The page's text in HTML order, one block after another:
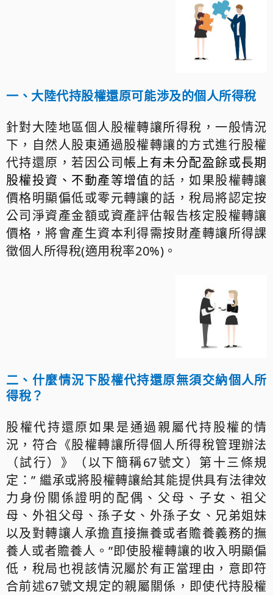
一、大陸代持股權還原可能渉及的個人所得稅
針對大陸地區個人股權轉讓所得稅，一般情況
下，自然人股東通過股權轉讓的方式進行股權
代持還原，若因公司帳上有未分配盈餘或長期
股權投資、不動產等增值的話，如果股權轉讓
價格明顯偏低或零元轉讓的話，稅局將認定按
公司淨資產金額或資產評估報告核定股權轉讓
價格，將會產生資本利得需按財產轉讓所得課
徵個人所得稅(適用稅率20%)。
二、什麼情況下股權代持還原無須交納個人所
得稅？
股權代持還原如果是通過親屬代持股權的情
況，符合《股權轉讓所得個人所得稅管理辦法
（試行）》（以下簡稱67號文）第十三條規
定：” 繼承或將股權轉讓給其能提供具有法律效
力身份關係證明的配偶、父母、子女、祖父
母、外祖父母、孫子女、外孫子女、兄弟姐妹
以及對轉讓人承擔直接撫養或者贍養義務的撫
養人或者贍養人。”即使股權轉讓的收入明顯偏
低，稅局也視該情況屬於有正當理由，意即符
合前述67號文規定的親屬關係，即使代持股權